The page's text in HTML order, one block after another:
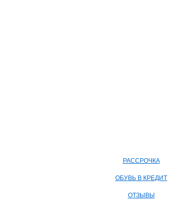
РАССРОЧКА
ОБУВЬ В КРЕДИТ
ОТЗЫВЫ